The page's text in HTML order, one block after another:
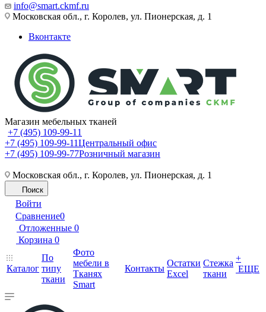
info@smart.ckmf.ru
Московская обл., г. Королев, ул. Пионерская, д. 1
Вконтакте
Магазин мебельных тканей
+7 (495) 109-99-11
+7 (495) 109-99-11Центральный офис
+7 (495) 109-99-77Розничный магазин
Московская обл., г. Королев, ул. Пионерская, д. 1
Поиск
Войти
Сравнение0
Отложенные 0
Корзина 0
Каталог
По
типу
ткани
Фото
мебели в
Тканях
Smart
Контакты
Остатки
Excel
Стежка
ткани
+
ЕЩЕ